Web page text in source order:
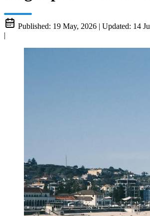
Published: 19 May, 2026 | Updated: 14
|